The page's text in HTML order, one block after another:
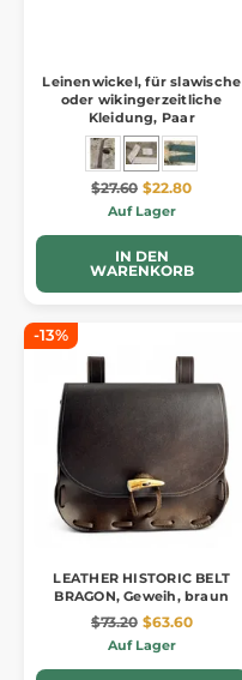
Leinenwickel, für slawische
oder wikingerzeitliche
Kleidung, Paar
$27.60 $22.80
Auf Lager
IN DEN
WARENKORB
-13%
LEATHER HISTORIC BELT
BRAGON, Geweih, braun
$73.20 $63.60
Auf Lager